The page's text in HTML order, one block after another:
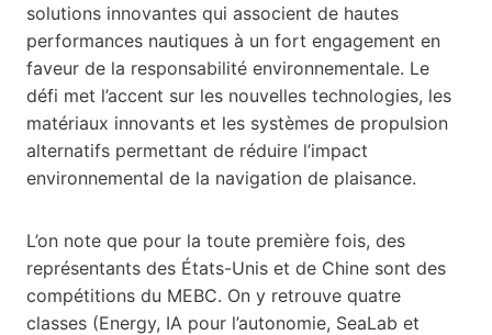
solutions innovantes qui associent de hautes
performances nautiques à un fort engagement en
faveur de la responsabilité environnementale. Le
défi met l’accent sur les nouvelles technologies, les
matériaux innovants et les systèmes de propulsion
alternatifs permettant de réduire l’impact
environnemental de la navigation de plaisance.
L’on note que pour la toute première fois, des
représentants des États-Unis et de Chine sont des
compétitions du MEBC. On y retrouve quatre
classes (Energy, IA pour l’autonomie, SeaLab et